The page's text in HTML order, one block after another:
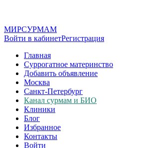
МИРСУРМАМ
Войти в кабинетРегистрация
Главная
Суррогатное материнство
Добавить объявление
Москва
Санкт-Петербург
Канал сурмам и БИО
Клиники
Блог
Избранное
Контакты
Войти